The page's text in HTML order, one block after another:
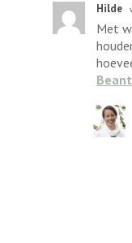
Hilde
Met